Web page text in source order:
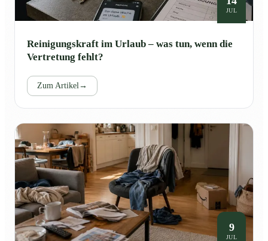
JUL
Reinigungskraft im Urlaub – was tun, wenn die
Vertretung fehlt?
Zum Artikel→
9
JUL